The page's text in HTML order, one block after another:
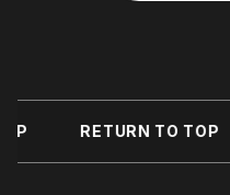
RETURN TO TOP